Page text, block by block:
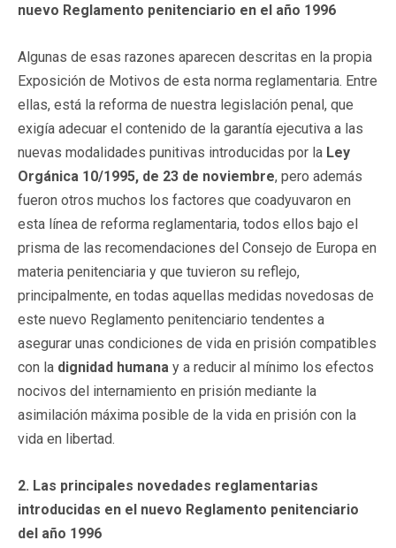
nuevo Reglamento penitenciario en el año 1996
Algunas de esas razones aparecen descritas en la propia
Exposición de Motivos de esta norma reglamentaria. Entre
ellas, está la reforma de nuestra legislación penal, que
exigía adecuar el contenido de la garantía ejecutiva a las
nuevas modalidades punitivas introducidas por la Ley
Orgánica 10/1995, de 23 de noviembre, pero además
fueron otros muchos los factores que coadyuvaron en
esta línea de reforma reglamentaria, todos ellos bajo el
prisma de las recomendaciones del Consejo de Europa en
materia penitenciaria y que tuvieron su reflejo,
principalmente, en todas aquellas medidas novedosas de
este nuevo Reglamento penitenciario tendentes a
asegurar unas condiciones de vida en prisión compatibles
con la dignidad humana y a reducir al mínimo los efectos
nocivos del internamiento en prisión mediante la
asimilación máxima posible de la vida en prisión con la
vida en libertad.
2. Las principales novedades reglamentarias
introducidas en el nuevo Reglamento penitenciario
del año 1996